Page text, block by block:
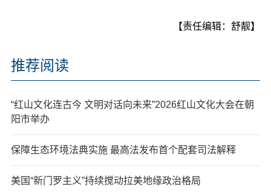
【责任编辑：舒靓】
推荐阅读
“红山文化连古今 文明对话向未来”2026红山文化大会在朝
阳市举办
保障生态环境法典实施 最高法发布首个配套司法解释
美国“新门罗主义”持续搅动拉美地缘政治格局